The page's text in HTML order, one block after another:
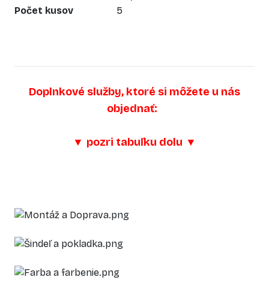
Počet kusov
5
Doplnkové služby, ktoré si môžete u nás
objednať:
▼ pozri tabuľku dolu ▼